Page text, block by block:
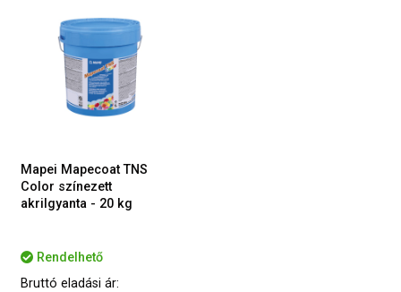
Mapei Mapecoat TNS
Color színezett
akrilgyanta - 20 kg
Rendelhető
Bruttó eladási ár: